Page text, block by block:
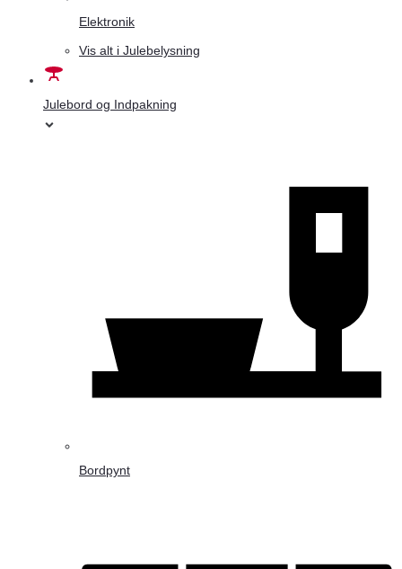
Elektronik
Vis alt i Julebelysning
Julebord og Indpakning
Bordpynt